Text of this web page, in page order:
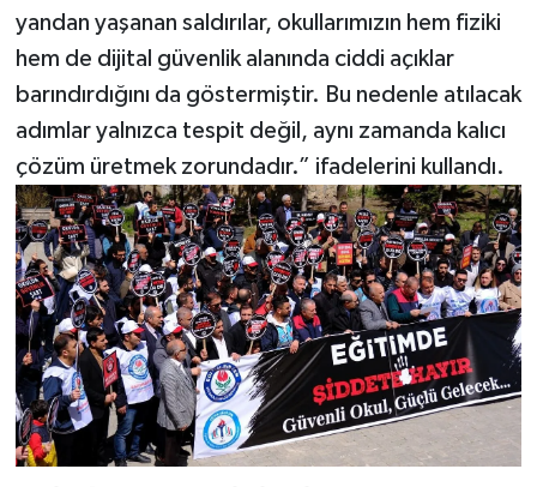
yandan yaşanan saldırılar, okullarımızın hem fiziki
hem de dijital güvenlik alanında ciddi açıklar
barındırdığını da göstermiştir. Bu nedenle atılacak
adımlar yalnızca tespit değil, aynı zamanda kalıcı
çözüm üretmek zorundadır.” ifadelerini kullandı.